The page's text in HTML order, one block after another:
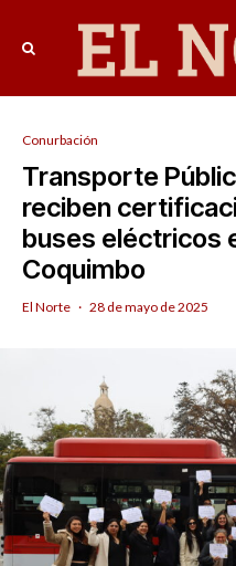
Conurbación
Transporte
reciben
buses eléctricos
Coquimbo
El Norte · 28 de mayo de 2025